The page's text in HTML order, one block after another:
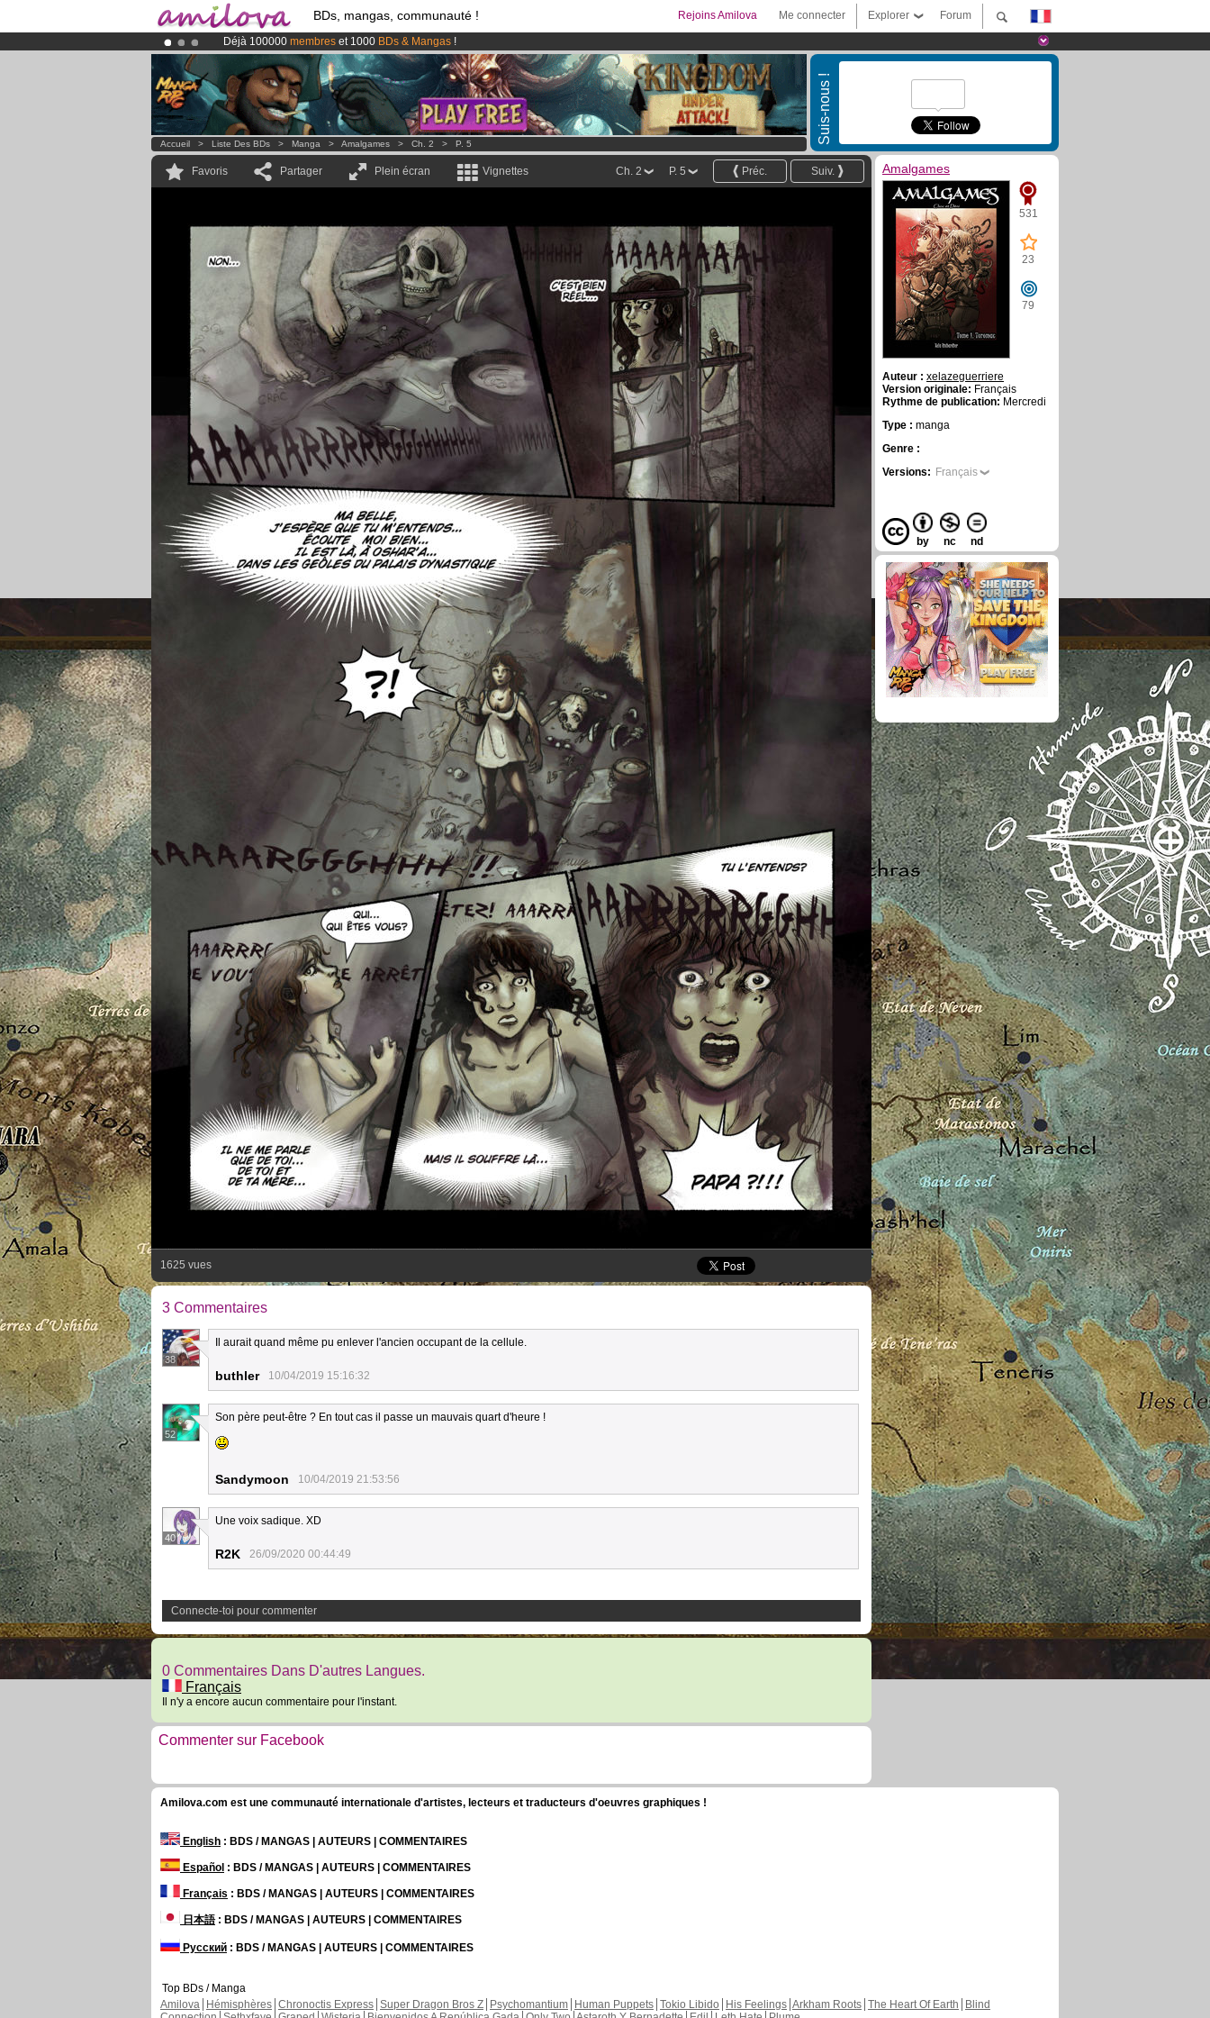
BDs, mangas, communauté ! Forum
Explorer
Me connecter
Rejoins Amilova
Déjà 100000 membres et 1000 BDs & Mangas !
Abonnement premium: à partir de3.95 eurospar mois !Clique ici pour t'abonner
LeKickstarter Amilova est désormais lancé
Suis-nous !
Accueil > Liste Des BDs > Manga > Amalgames > Ch. 2 > P. 5
Favoris Partager Plein écran Vignettes Suiv.
Préc.
P. 5
Ch. 2
1625 vues
3 Commentaires
38
Il aurait quand même pu enlever l'ancien occupant de la cellule.
buthler 10/04/2019 15:16:32
52
Son père peut-être ? En tout cas il passe un mauvais quart d'heure !
Sandymoon 10/04/2019 21:53:56
40
Une voix sadique. XD
R2K 26/09/2020 00:44:49
Connecte-toi pour commenter
0 Commentaires Dans D'autres Langues.
Français
Il n'y a encore aucun commentaire pour l'instant.
Commenter sur Facebook
Amalgames
531
23
79
Auteur : xelazeguerriere
Version originale: Français
Rythme de publication: Mercredi
Type : manga
Genre :
Versions: Français
by nc nd
Amilova.com est une communauté internationale d'artistes, lecteurs et traducteurs d'oeuvres graphiques !
English : BDS / MANGAS | AUTEURS | COMMENTAIRES
Español : BDS / MANGAS | AUTEURS | COMMENTAIRES
Français : BDS / MANGAS | AUTEURS | COMMENTAIRES
日本語: BDS / MANGAS | AUTEURS | COMMENTAIRES
Русский : BDS / MANGAS | AUTEURS | COMMENTAIRES
Top BDs / Manga
Amilova
Hémisphères Chronoctis Express Super Dragon Bros Z Psychomantium Human Puppets Tokio Libido His Feelings Arkham Roots The Heart Of Earth
Blind